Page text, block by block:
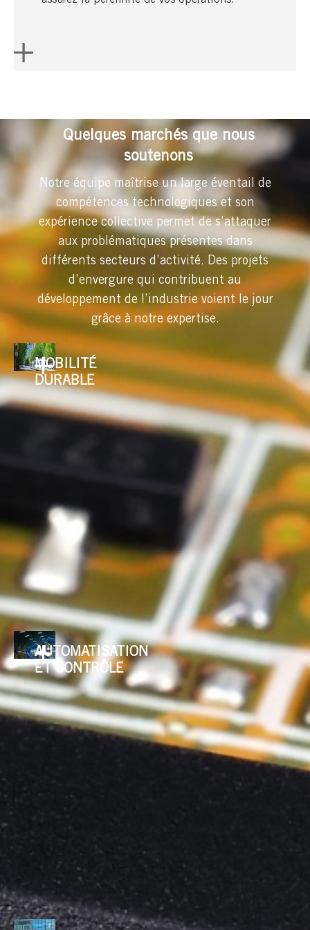
Quelques marchés que nous
soutenons
Notre équipe maîtrise un large éventail de
compétences technologiques et son
expérience collective permet de s’attaquer
aux problématiques présentes dans
différents secteurs d’activité. Des projets
d’envergure qui contribuent au
développement de l’industrie voient le jour
grâce à notre expertise.
MOBILITÉ
DURABLE
AUTOMATISATION
ET CONTRÔLE